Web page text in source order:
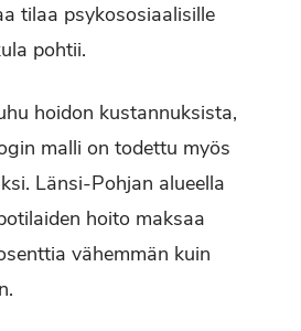
tilaa psykososiaalisille
pohtii.
hoidon kustannuksista,
malli on todettu myös
Länsi-Pohjan alueella
hoito maksaa
vähemmän kuin